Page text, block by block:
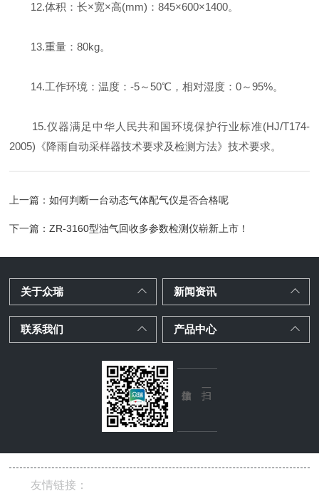
12.体积：长×宽×高(mm)：845×600×1400。
13.重量：80kg。
14.工作环境：温度：-5～50℃，相对湿度：0～95%。
15.仪器满足中华人民共和国环境保护行业标准(HJ/T174-
2005)《降雨自动采样器技术要求及检测方法》技术要求。
上一篇：如何判断一台动态气体配气仪是否合格呢
下一篇：ZR-3160型油气回收多参数检测仪崭新上市！
关于众瑞 新闻资讯
联系我们 产品中心
友情链接：